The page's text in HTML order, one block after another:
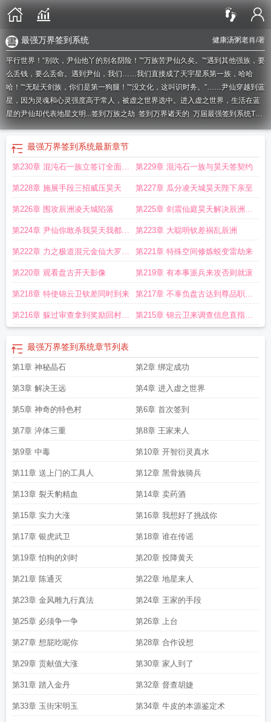
健康汤粥老肖/著
最强万界签到系统
平行世界！“别吹，尹仙他丫的别名阴险！”“万族苦尹仙久矣。”“遇到其他强族，要
么丢钱，要么丢命。遇到尹仙，我们……我们直接成了天宇星系第一族，哈哈
哈！”“无耻天剑族，你们是第一狗腿！”“没文化，这叫识时务。”……尹仙穿越到蓝
星，因为灵魂和心灵强度高于常人，被虚之世界选中。进入虚之世界，生活在蓝
星的尹仙却代表地星文明...签到万族之劫 签到万界诸天的 万届最强签到系统TXT
免费万界签到全集万界神级签到系统短剧万界之最强签到系统签到万年的最
签到百年我成万族仙王
到百年我成为万族仙王
妹直播曝光叶秋签到万古签到之万古最强动漫万界签到万界最强签到系统全
大佬系统
签到万年 最新章节 无弹窗 签到万界啃书穿越万界之签到系统 签到万
亿年万界签到大佬系统免费阅读 万界之签到签到万界万界最强签到系统短
最强万界签到系统最新章节
第230章 混沌石一族立签订全面战
略同盟契约
第229章 混沌石一族与昊天签契约
第228章 施展手段三招威压昊天 第227章 瓜分凌天城昊天陛下亲至
第226章 围攻辰洲凌天城陷落 第225章 剑震仙庭昊天解决辰洲祸
乱
第224章 尹仙你敢杀我昊天我都敢
骂
第223章 大聪明钦差祸乱辰洲
第222章 力之极道混元金仙大罗生
乱
第221章 特殊空间修炼蜕变雷劫来
第220章 观看盘古开天影像 第219章 有本事派兵来攻否则就滚
第218章 特使锦云卫钦差同时到来 第217章 不辜负盘古达到尊品职业
属性介绍偏多可跳过
第216章 躲过审查拿到奖励回村轰 第215章 锦云卫来调查信息直指尹
最强万界签到系统章节列表
第1章 神秘晶石 第2章 绑定成功
第3章 解决王远 第4章 进入虚之世界
第5章 神奇的特色村 第6章 首次签到
第7章 淬体三重 第8章 王家来人
第9章 中毒 第10章 开智衍灵真水
第11章 送上门的工具人 第12章 黑骨族骑兵
第13章 裂天豹精血 第14章 卖药酒
第15章 实力大涨 第16章 我想好了挑战你
第17章 银虎武卫 第18章 谁在传谣
第19章 怕狗的刘时 第20章 投降黄天
第21章 陈通灭 第22章 地星来人
第23章 金风雕九行真法 第24章 王家的手段
第25章 必须争一争 第26章 上台
第27章 想屁吃呢你 第28章 合作设想
第29章 贡献值大涨 第30章 家人到了
第31章 踏入金丹 第32章 督查胡婕
第33章 玉街宋明玉 第34章 牛皮的本源鉴定术